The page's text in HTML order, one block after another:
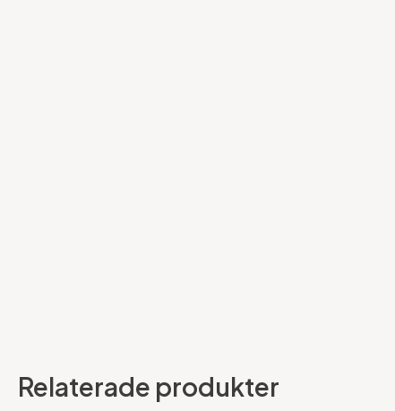
Relaterade produkter